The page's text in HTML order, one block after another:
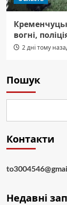
вогні,
2 дні тому
Пошук
Контакти
Недавні